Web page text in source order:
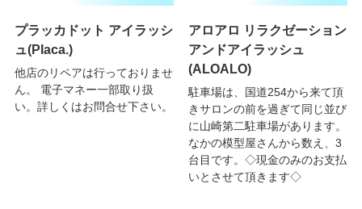
プラッカドット アイラッシ
ュ(Placa.)
他店のリペアは行っておりませ
ん。 電子マネー一部取り扱
い。詳しくはお問合せ下さい。
アロアロ リラクゼーション
アンドアイラッシュ
(ALOALO)
駐車場は、国道254から来て頂
きサロンの前を過ぎて同じ並び
に山崎第二駐車場があります。
なかの模型屋さんから数え、3
台目です。◇現金のみのお支払
いとさせて頂きます◇